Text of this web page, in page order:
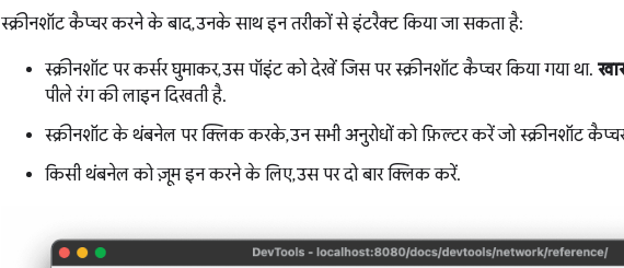
स्क्रीनशॉट कैप्चर करने के बाद, उनके साथ इन तरीकों से इंटरैक्ट किया जा सकता है:
स्क्रीनशॉट पर कर्सर घुमाकर, उस पॉइंट को देखें जिस पर स्क्रीनशॉट कैप्चर किया गया था.
पीले रंग की लाइन दिखती है.
स्क्रीनशॉट के थंबनेल पर क्लिक करके, उन सभी अनुरोधों को फ़िल्टर करें जो स्क्रीनशॉट
किसी थंबनेल को ज़ूम इन करने के लिए, उस पर दो बार क्लिक करें.